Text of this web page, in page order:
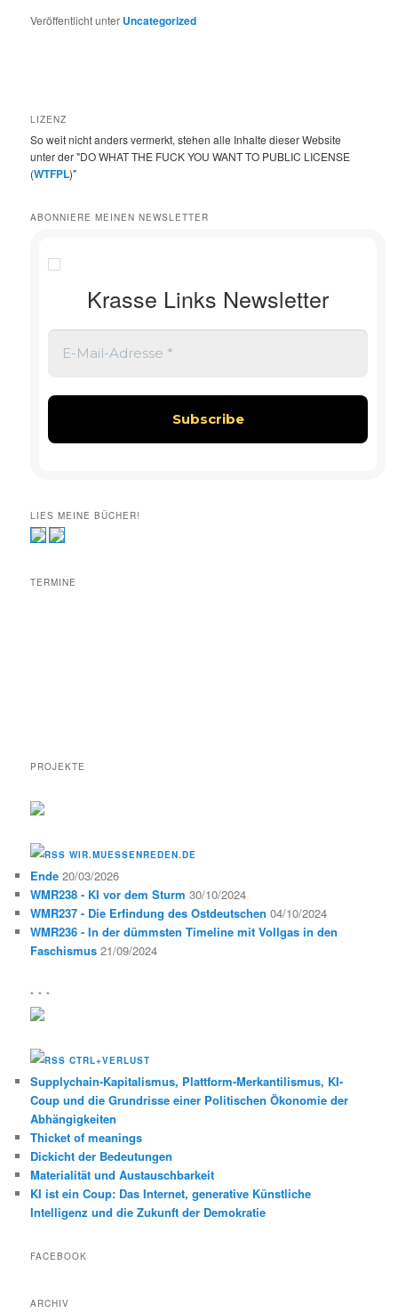
Veröffentlicht unter Uncategorized
LIZENZ
So weit nicht anders vermerkt, stehen alle Inhalte dieser Website
unter der "DO WHAT THE FUCK YOU WANT TO PUBLIC LICENSE
(WTFPL)"
ABONNIERE MEINEN NEWSLETTER
Krasse Links Newsletter
LIES MEINE BÜCHER!
TERMINE
PROJEKTE
WIR.MUESSENREDEN.DE
Ende 20/03/2026
WMR238 - KI vor dem Sturm 30/10/2024
WMR237 - Die Erfindung des Ostdeutschen 04/10/2024
WMR236 - In der dümmsten Timeline mit Vollgas in den
Faschismus 21/09/2024
* * *
CTRL+VERLUST
Supplychain-Kapitalismus, Plattform-Merkantilismus, KI-
Coup und die Grundrisse einer Politischen Ökonomie der
Abhängigkeiten
Thicket of meanings
Dickicht der Bedeutungen
Materialität und Austauschbarkeit
KI ist ein Coup: Das Internet, generative Künstliche
Intelligenz und die Zukunft der Demokratie
FACEBOOK
ARCHIV